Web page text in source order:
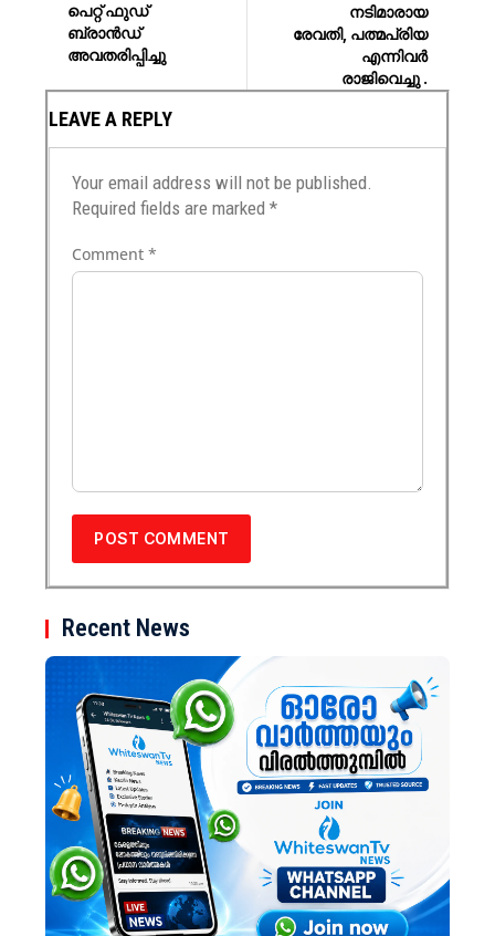
പെറ്റ് ഫുഡ്
ബ്രാൻഡ്
അവതരിപ്പിച്ചു
നടിമാരായ
രേവതി, പത്മപ്രിയ
എന്നിവര്‍
രാജിവെച്ചു .
LEAVE A REPLY
Your email address will not be published.
Required fields are marked*
Comment*
Recent News